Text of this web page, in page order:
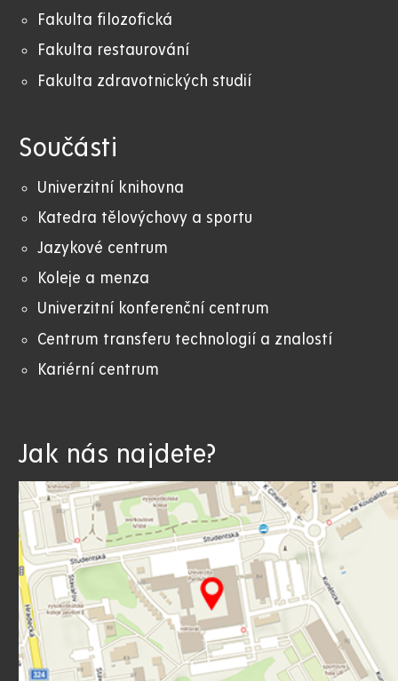
Fakulta filozofická
Fakulta restaurování
Fakulta zdravotnických studií
Součásti
Univerzitní knihovna
Katedra tělovýchovy a sportu
Jazykové centrum
Koleje a menza
Univerzitní konferenční centrum
Centrum transferu technologií a znalostí
Kariérní centrum
Jak nás najdete?